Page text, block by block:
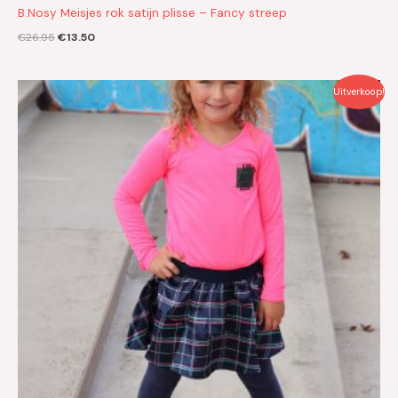
B.Nosy Meisjes rok satijn plisse – Fancy streep
€26.95€13.50
Uitverkoop!
Oorspronkelijke
prijs
was:
Huidige
prijs
is: